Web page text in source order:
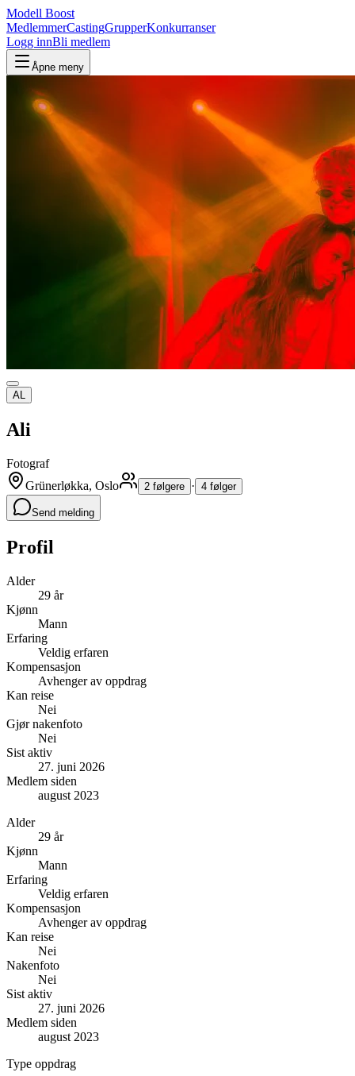
Modell Boost
MedlemmerCastingGrupperKonkurranser
Logg innBli medlem
Åpne meny
AL
Ali
Fotograf
Grünerløkka, Oslo
2 følgere · 4 følger
Send melding
Profil
Alder
29 år
Kjønn
Mann
Erfaring
Veldig erfaren
Kompensasjon
Avhenger av oppdrag
Kan reise
Nei
Gjør nakenfoto
Nei
Sist aktiv
27. juni 2026
Medlem siden
august 2023
Alder
29 år
Kjønn
Mann
Erfaring
Veldig erfaren
Kompensasjon
Avhenger av oppdrag
Kan reise
Nei
Nakenfoto
Nei
Sist aktiv
27. juni 2026
Medlem siden
august 2023
Type oppdrag